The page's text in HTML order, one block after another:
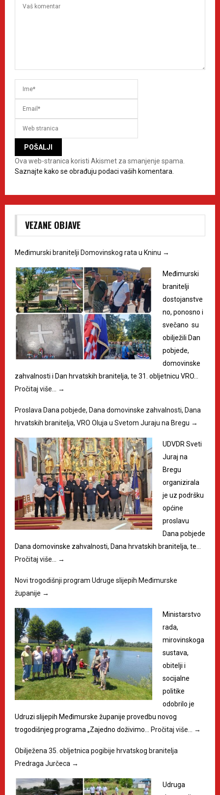
Ova web-stranica koristi Akismet za smanjenje spama.
Saznajte kako se obrađuju podaci vaših komentara.
VEZANE OBJAVE
Međimurski branitelji Domovinskog rata u Kninu →
Međimurski
branitelji
dostojanstve
no, ponosno i
svečano su
obilježili Dan
pobjede,
domovinske
zahvalnosti i Dan hrvatskih branitelja, te 31. obljetnicu VRO…
Pročitaj više…
→
Proslava Dana pobjede, Dana domovinske zahvalnosti, Dana
hrvatskih branitelja, VRO Oluja u Svetom Juraju na Bregu →
UDVDR Sveti
Juraj na
Bregu
organizirala
je uz podršku
općine
proslavu
Dana pobjede
Dana domovinske zahvalnosti, Dana hrvatskih branitelja, te…
Pročitaj više…
→
Novi trogodišnji program Udruge slijepih Međimurske
županije →
Ministarstvo
rada,
mirovinskoga
sustava,
obitelji i
socijalne
politike
odobrilo je
Udruzi slijepih Međimurske županije provedbu novog
trogodišnjeg programa „Zajedno doživimo…
Pročitaj više… →
Obilježena 35. obljetnica pogibije hrvatskog branitelja
Predraga Jurčeca →
Udruga